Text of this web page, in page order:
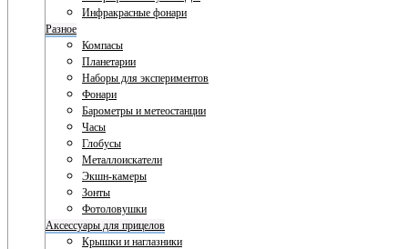
Инфракрасные фонари
Разное
Компасы
Планетарии
Наборы для экспериментов
Фонари
Барометры и метеостанции
Часы
Глобусы
Металлоискатели
Экшн-камеры
Зонты
Фотоловушки
Аксессуары для прицелов
Крышки и наглазники